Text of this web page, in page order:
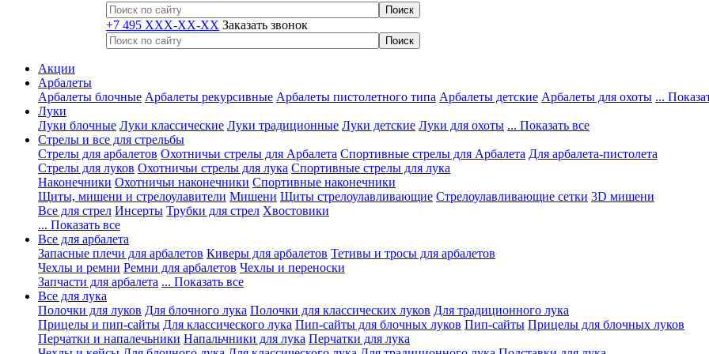
+7 495 XXX-XX-XX Заказать звонок
Акции
Арбалеты
Арбалеты блочные Арбалеты рекурсивные Арбалеты пистолетного типа Арбалеты детские Арбалеты для охоты ...
Луки
Луки блочные Луки классические Луки традиционные Луки детские Луки для охоты ... Показать все
Стрелы и все для стрельбы
Стрелы для арбалетов Охотничьи стрелы для Арбалета Спортивные стрелы для Арбалета Для арбалета-пистолета
Стрелы для луков Охотничьи стрелы для лука Спортивные стрелы для лука
Наконечники Охотничьи наконечники Спортивные наконечники
Щиты, мишени и стрелоулавители Мишени Щиты стрелоулавливающие Стрелоулавливающие сетки 3D мишени
Все для стрел Инсерты Трубки для стрел Хвостовики
... Показать все
Все для арбалета
Запасные плечи для арбалетов Киверы для арбалетов Тетивы и тросы для арбалетов
Чехлы и ремни Ремни для арбалетов Чехлы и переноски
Запчасти для арбалета ... Показать все
Все для лука
Полочки для луков Для блочного лука Полочки для классических луков Для традиционного лука
Прицелы и пип-сайты Для классического лука Пип-сайты для блочных луков Пип-сайты Прицелы для блочных луков
Перчатки и напалечьники Напальчники для лука Перчатки для лука